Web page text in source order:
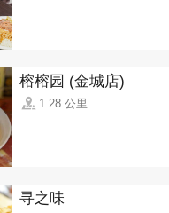
榕榕园 (金城店)
1.28 公里
寻之味